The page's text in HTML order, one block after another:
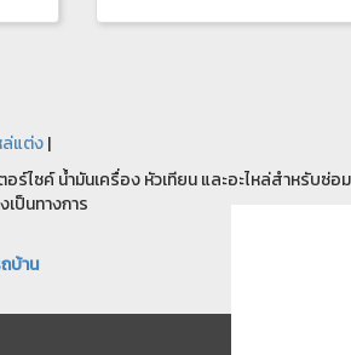
ล่แต่ง|
ไซค์ น้ำมันเครื่อง หัวเทียน และอะไหล่สำหรับซ่อ
เป็นทางการ
บ้าน